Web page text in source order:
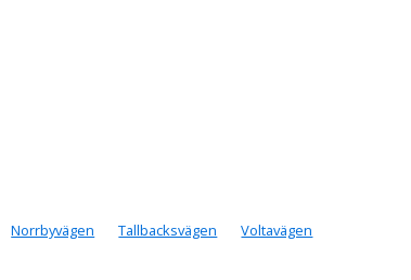
Norrbyvägen Tallbacksvägen Voltavägen